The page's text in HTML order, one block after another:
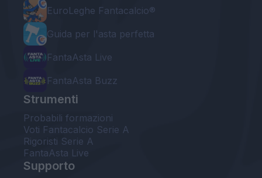
EuroLeghe Fantacalcio®
Guida per l'asta perfetta
FantaAsta Live
FantaAsta Buzz
Strumenti
Probabili formazioni
Voti Fantacalcio Serie A
Rigoristi Serie A
FantaAsta Live
Supporto